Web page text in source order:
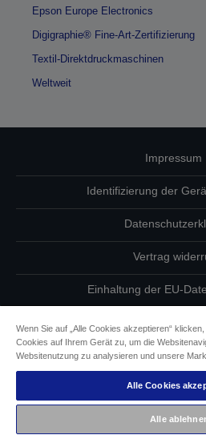
Epson Europe Electronics
Digigraphie® Fine-Art-Zertifizierung
Textil-Direktdruckmaschinen
Weltweit
Impressum
Identifizierung der
Vertrag
Einhaltung der EU-
Informationen zu
Epson Engagement für
Copyright © 2026
Wenn Sie auf „Alle Cookies akzeptieren“
Cookies auf Ihrem Gerät zu, um die
Websitenutzung zu analysieren und unsere
Alle Cookies
Alle